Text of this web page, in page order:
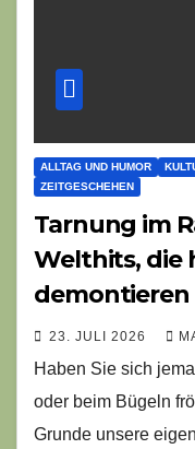
ALLTAG UND HUMOR
ZEITGESCHEHEN
Tarnung im
Welthits, die
demontieren
23. JULI 2026
Haben Sie sich
oder beim Bügeln
Grunde unsere